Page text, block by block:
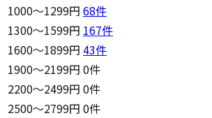
1000〜1299円 68件
1300〜1599円 167件
1600〜1899円 43件
1900〜2199円 0件
2200〜2499円 0件
2500〜2799円 0件